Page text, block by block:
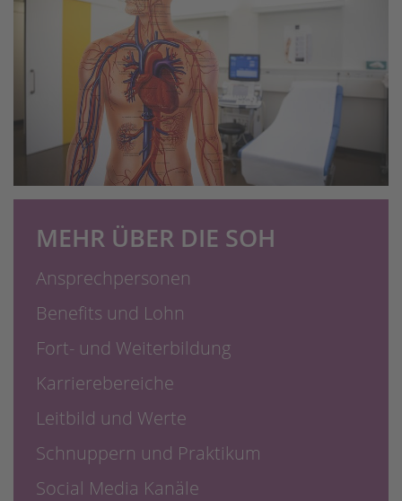
MEHR ÜBER DIE SOH
Ansprechpersonen
Benefits und Lohn
Fort- und Weiterbildung
Karrierebereiche
Leitbild und Werte
Schnuppern und Praktikum
Social Media Kanäle